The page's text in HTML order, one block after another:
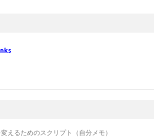
えるためのスクリプト（自分メモ）